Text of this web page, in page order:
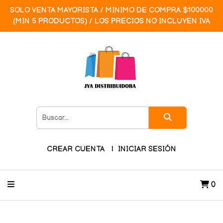
SOLO VENTA MAYORISTA / MINIMO DE COMPRA $100000
(MIN 5 PRODUCTOS) / LOS PRECIOS NO INCLUYEN IVA
CREAR CUENTA INICIAR SESIÓN
0